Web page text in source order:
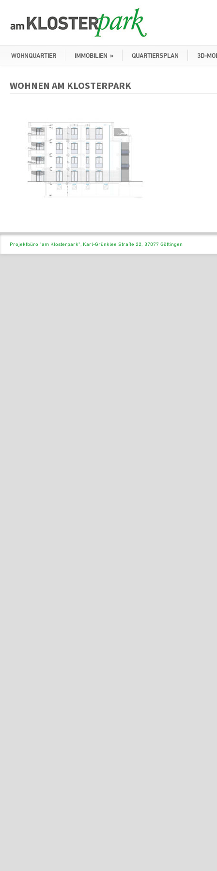
WOHNQUARTIER IMMOBILIEN » QUARTIERSPLAN 3D-
WOHNEN AM KLOSTERPARK
Projektbüro "am Klosterpark", Karl-Grünklee Straße 22, 37077 Göttingen